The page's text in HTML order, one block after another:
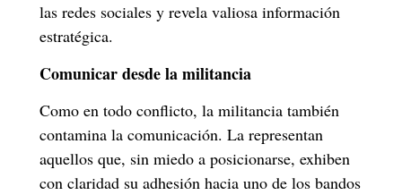
las redes sociales y revela valiosa información
estratégica.
Comunicar desde la militancia
Como en todo conflicto, la militancia también
contamina la comunicación. La representan
aquellos que, sin miedo a posicionarse, exhiben
con claridad su adhesión hacia uno de los bandos